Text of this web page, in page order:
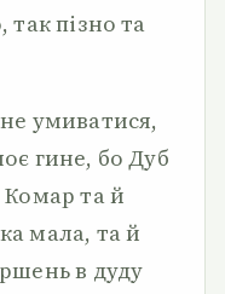
пізно та
умиватися,
гине, бо Дуб
Комар та й
мала, та й
в дуду